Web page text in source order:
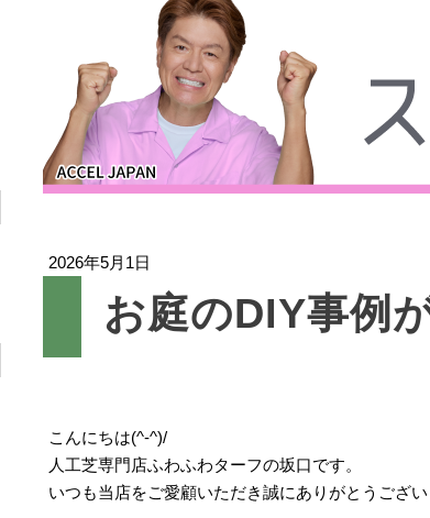
2026年5月1日
お庭のDIY事例
こんにちは(^-^)/
人工芝専門店ふわふわターフの坂口です。
いつも当店をご愛顧いただき誠にありがとうござい